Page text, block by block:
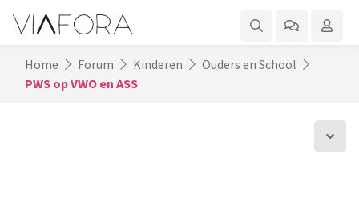
Home Forum Kinderen
Ouders en School
PWS op VWO en ASS